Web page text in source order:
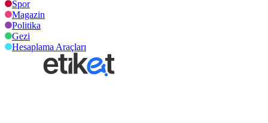
Spor
Magazin
Politika
Gezi
Hesaplama Araçları